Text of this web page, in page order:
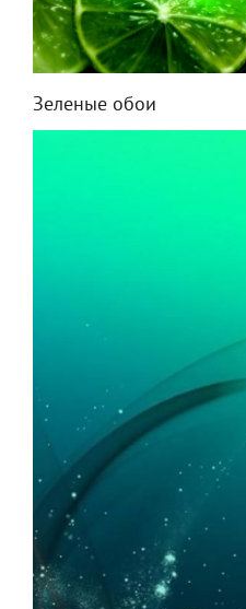
Зеленые обои